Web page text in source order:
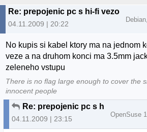
04.11.2009 | 20:22
No kupis si kabel ktory ma na jednom
veze a na druhom konci ma 3.5mm
zeleneho vstupu
There is no flag large enough to cover the
innocent people
04.11.2009 | 23:15
OpenSuse